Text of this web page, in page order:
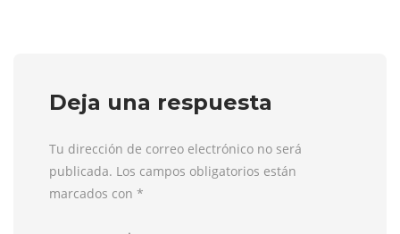
Deja una respuesta
Tu dirección de correo electrónico no será
publicada. Los campos obligatorios están
marcados con *